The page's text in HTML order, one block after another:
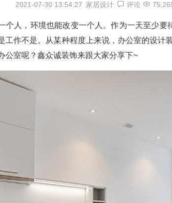
2021-07-30 13:54:27 家居设计 评论
个人，环境也能改变一个人。作为一天至少
工作不是。从某种程度上来说，办公室的设
公室呢？鑫众诚装饰来跟大家分享下~